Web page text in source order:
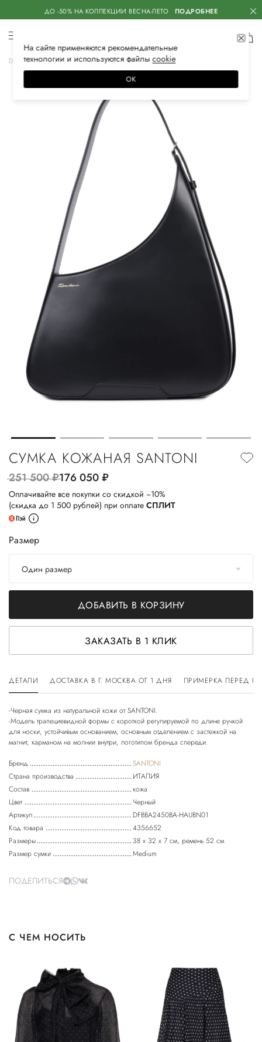
ДО -50% НА КОЛЛЕКЦИИ ВЕСНА-ЛЕТО ПОДРОБНЕЕ
Главная Женская Сумки Сумки
СУМКА КОЖАНАЯ SANTONI
251 500руб.176 050руб.
Оплачивайте все покупки со скидкой −10%
(скидка до 1 500 рублей) при оплате СПЛИТ
Размер
Один размер
ДОБАВИТЬ В КОРЗИНУ
ЗАКАЗАТЬ В 1 КЛИК
ДЕТАЛИ ДОСТАВКА В Г. МОСКВА ОТ 1 ДНЯ ПРИМЕРКА ПЕРЕД
-Черная сумка из натуральной кожи от SANTONI.
-Модель трапециевидной формы с короткой регулируемой по длине ручкой
для носки, устойчивым основанием, основным отделением с застежкой на
Бренд
SANTONI
Страна производства
ИТАЛИЯ
Состав
кожа
Цвет
Черный
Артикул
DFBBA2450BA-HAUBN01
Код товара
4356652
Размеры
38 х 32 х 7 см, ремень 52 см
Размер сумки
Medium
ПОДЕЛИТЬСЯ
С ЧЕМ НОСИТЬ
На сайте применяются рекомендательные
технологии и используются файлысооkiе
ОК